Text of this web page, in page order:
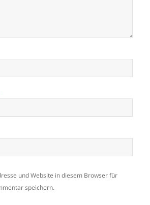
und Website in diesem Browser für
speichern.